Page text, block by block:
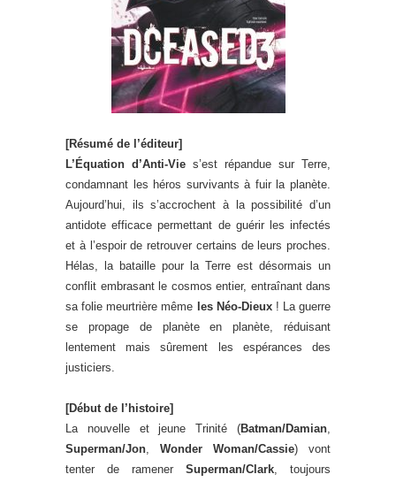
[Résumé de l’éditeur]
L’Équation d’Anti-Vie s’est répandue sur Terre,
condamnant les héros survivants à fuir la planète.
Aujourd’hui, ils s’accrochent à la possibilité d’un
antidote efficace permettant de guérir les infectés
et à l’espoir de retrouver certains de leurs proches.
Hélas, la bataille pour la Terre est désormais un
conflit embrasant le cosmos entier, entraînant dans
sa folie meurtrière même les Néo-Dieux! La guerre
se propage de planète en planète, réduisant
lentement mais sûrement les espérances des
justiciers.
[Début de l’histoire]
La nouvelle et jeune Trinité (Batman/Damian,
Superman/Jon, Wonder Woman/Cassie) vont
tenter de ramener Superman/Clark, toujours